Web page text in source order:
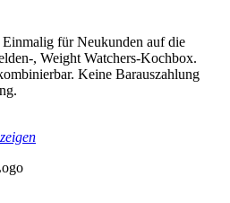
für Neukunden auf die
, Weight Watchers-Kochbox.
Keine Barauszahlung